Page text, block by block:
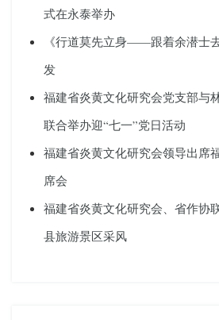
式在永泰举办
《行道莫先立身——跟着余潜士
发
福建省炎黄文化研究会党支部与
联合举办迎“七一”党日活动
福建省炎黄文化研究会领导出席
席会
福建省炎黄文化研究会、省作协
县旅游景区采风